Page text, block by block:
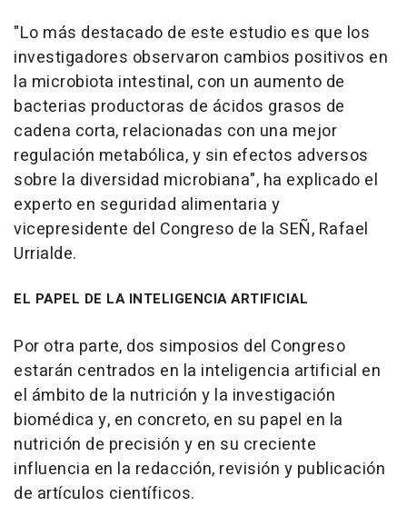
"Lo más destacado de este estudio es que los
investigadores observaron cambios positivos en
la microbiota intestinal, con un aumento de
bacterias productoras de ácidos grasos de
cadena corta, relacionadas con una mejor
regulación metabólica, y sin efectos adversos
sobre la diversidad microbiana", ha explicado el
experto en seguridad alimentaria y
vicepresidente del Congreso de la SEÑ, Rafael
Urrialde.
EL PAPEL DE LA INTELIGENCIA ARTIFICIAL
Por otra parte, dos simposios del Congreso
estarán centrados en la inteligencia artificial en
el ámbito de la nutrición y la investigación
biomédica y, en concreto, en su papel en la
nutrición de precisión y en su creciente
influencia en la redacción, revisión y publicación
de artículos científicos.